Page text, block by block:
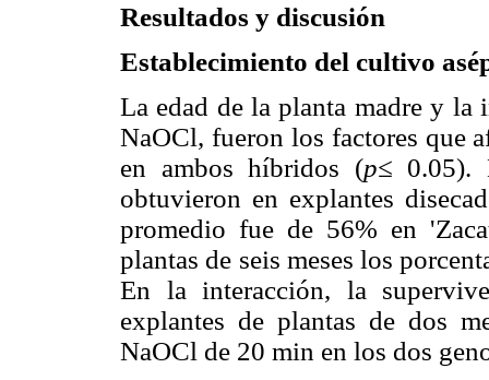
Resultados y discusión
Establecimiento del cultivo
La edad de la planta madre y la
NaOCl, fueron los factores que
en ambos híbridos (p≤ 0.05).
obtuvieron en explantes
promedio fue de 56% en
plantas de seis meses los
En la interacción, la
explantes de plantas de dos
NaOCl de 20 min en los dos